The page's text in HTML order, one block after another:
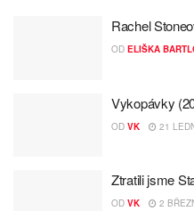
Rachel
OD ELIŠKA
Vykopávky
OD VK 21
Ztratili jsme
OD VK 2